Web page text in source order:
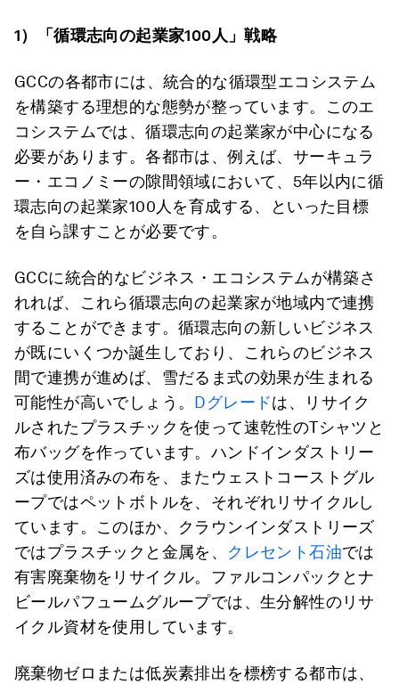
1）「循環志向の起業家100人」戦略
GCCの各都市には、統合的な循環型エコシステム
を構築する理想的な態勢が整っています。このエ
コシステムでは、循環志向の起業家が中心になる
必要があります。各都市は、例えば、サーキュラ
ー・エコノミーの隙間領域において、5年以内に循
環志向の起業家100人を育成する、といった目標
を自ら課すことが必要です。
GCCに統合的なビジネス・エコシステムが構築さ
れれば、これら循環志向の起業家が地域内で連携
することができます。循環志向の新しいビジネス
が既にいくつか誕生しており、これらのビジネス
間で連携が進めば、雪だるま式の効果が生まれる
可能性が高いでしょう。 Dグレードは、リサイク
ルされたプラスチックを使って速乾性のTシャツと
布バッグを作っています。ハンドインダストリー
ズは使用済みの布を、またウェストコーストグル
ープではペットボトルを、それぞれリサイクルし
ています。このほか、クラウンインダストリーズ
ではプラスチックと金属を、 クレセント石油では
有害廃棄物をリサイクル。ファルコンパックとナ
ビールパフュームグループでは、生分解性のリサ
イクル資材を使用しています。
廃棄物ゼロまたは低炭素排出を標榜する都市は、